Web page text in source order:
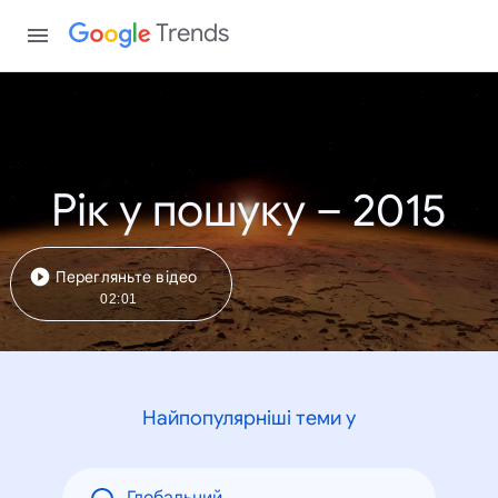
Trends
Рік у пошуку – 2015
Перегляньте відео
02:01
Найпопулярніші теми у